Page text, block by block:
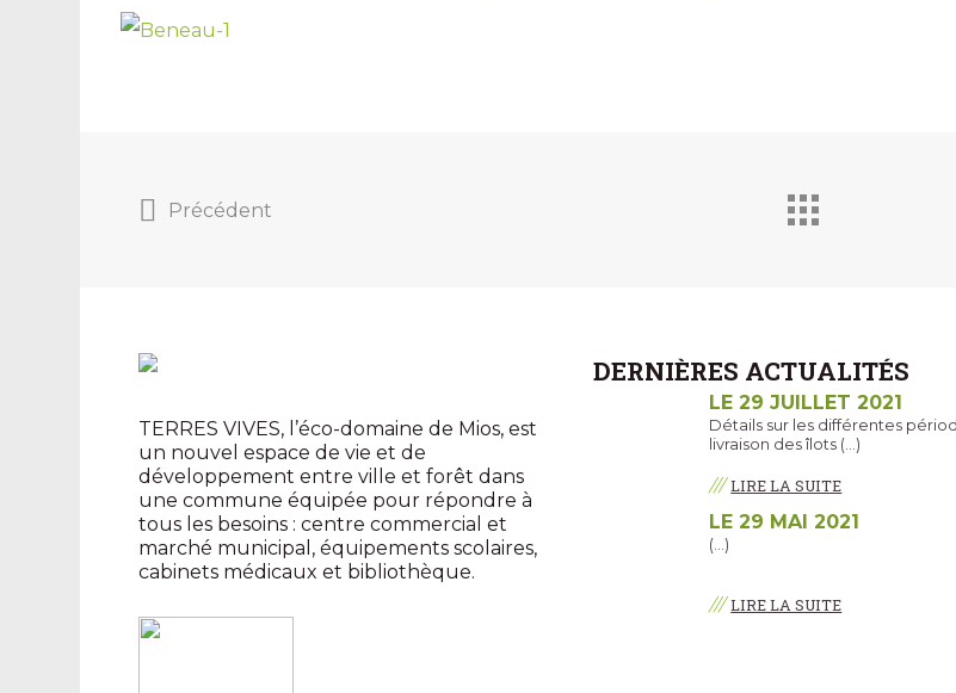
Précédent
TERRES VIVES, l’éco-domaine de Mios, est
un nouvel espace de vie et de
développement entre ville et forêt dans
une commune équipée pour répondre à
tous les besoins : centre commercial et
marché municipal, équipements scolaires,
cabinets médicaux et bibliothèque.
DERNIÈRES ACTUALITÉS
LE 29 JUILLET 2021
Détails sur les différentes
livraison des îlots (…)
/// LIRE LA SUITE
LE 29 MAI 2021
(…)
/// LIRE LA SUITE